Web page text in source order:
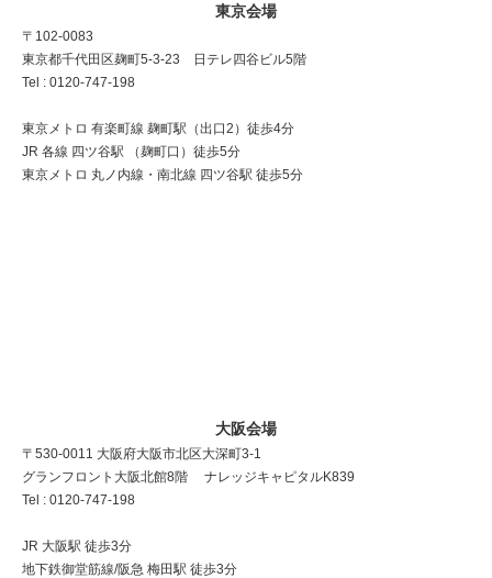
東京会場
〒102-0083
東京都千代田区麹町5-3-23 日テレ四谷ビル5階
Tel : 0120-747-198
東京メトロ 有楽町線 麹町駅（出口2）徒歩4分
JR 各線 四ツ谷駅 （麹町口）徒歩5分
東京メトロ 丸ノ内線・南北線 四ツ谷駅 徒歩5分
大阪会場
〒530-0011 大阪府大阪市北区大深町3-1
グランフロント大阪北館8階 ナレッジキャピタルK839
Tel : 0120-747-198
JR 大阪駅 徒歩3分
地下鉄御堂筋線/阪急 梅田駅 徒歩3分